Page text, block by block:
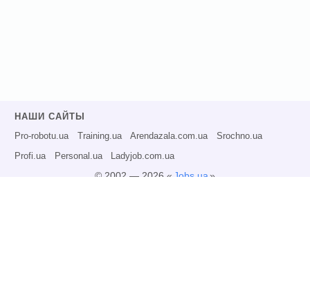
НАШИ САЙТЫ
Pro-robotu.ua Training.ua Arendazala.com.ua Srochno.ua
Profi.ua Personal.ua Ladyjob.com.ua
© 2002 — 2026 « Jobs.ua»